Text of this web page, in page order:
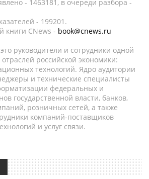
- 1463181, в очереди разбора -
- 199201.
книги CNews - book@cnews.ru
руководители и сотрудники одной
российской экономики:
технологий. Ядро аудитории
и технические специалисты
федеральных и
государственной власти, банков,
розничных сетей, а также
компаний-поставщиков
и услуг связи.